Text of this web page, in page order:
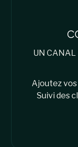
UN CANAL
Ajoutez
Suivi des